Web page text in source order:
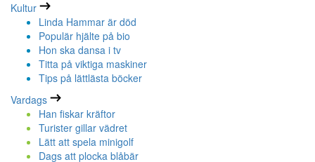
Kultur
Linda Hammar är död
Populär hjälte på bio
Hon ska dansa i tv
Titta på viktiga maskiner
Tips på lättlästa böcker
Vardags
Han fiskar kräftor
Turister gillar vädret
Lätt att spela minigolf
Dags att plocka blåbär